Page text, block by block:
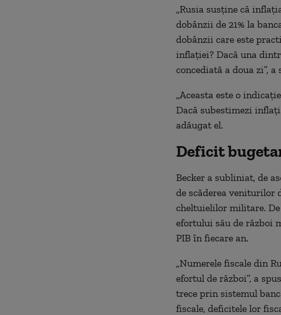
„Rusia susține că
dobânzii de 21% la
dobânzii care este
inflației? Dacă una
concediată a doua zi”,
„Aceasta este o
Dacă subestimezi
adăugat el.
Deficit
Becker a subliniat, de
de scăderea veniturilor
cheltuielilor militare.
efortului său de război
PIB în fiecare an.
„Numerele fiscale din
efortul de război”, a
trece prin sistemul
fiscale, deficitele lor